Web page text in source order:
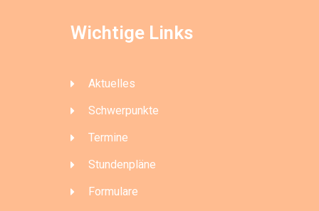
Wichtige Links
Aktuelles
Schwerpunkte
Termine
Stundenpläne
Formulare